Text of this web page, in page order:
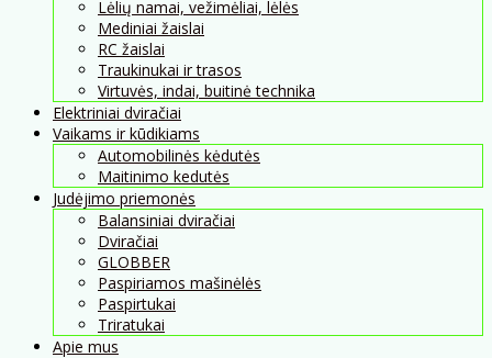
Lėlių namai, vežimėliai, lėlės
Mediniai žaislai
RC žaislai
Traukinukai ir trasos
Virtuvės, indai, buitinė technika
Elektriniai dviračiai
Vaikams ir kūdikiams
Automobilinės kėdutės
Maitinimo kedutės
Judėjimo priemonės
Balansiniai dviračiai
Dviračiai
GLOBBER
Paspiriamos mašinėlės
Paspirtukai
Triratukai
Apie mus